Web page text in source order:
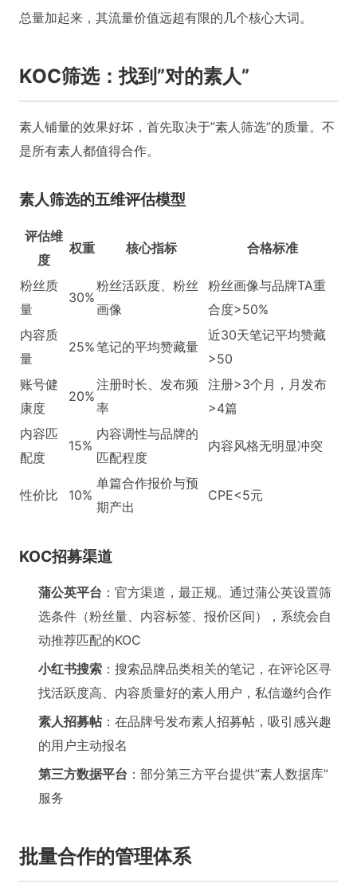
总量加起来，其流量价值远超有限的几个核心大词。
KOC筛选：找到”对的素人”
素人铺量的效果好坏，首先取决于”素人筛选”的质量。不
是所有素人都值得合作。
素人筛选的五维评估模型
评估维
度
权重 核心指标 合格标准
粉丝质
量
30%
粉丝活跃度、粉丝
画像
粉丝画像与品牌TA重
合度>50%
内容质
量
25%笔记的平均赞藏量
近30天笔记平均赞藏
>50
账号健
康度
20%
注册时长、发布频
率
注册>3个月，月发布
>4篇
内容匹
配度
15%
内容调性与品牌的
匹配程度
内容风格无明显冲突
性价比 10%
单篇合作报价与预
期产出
CPE<5元
KOC招募渠道
蒲公英平台 ：官方渠道，最正规。通过蒲公英设置筛
选条件（粉丝量、内容标签、报价区间），系统会自
动推荐匹配的KOC
小红书搜索 ：搜索品牌品类相关的笔记，在评论区寻
找活跃度高、内容质量好的素人用户，私信邀约合作
素人招募帖：在品牌号发布素人招募帖，吸引感兴趣
的用户主动报名
第三方数据平台 ：部分第三方平台提供”素人数据库”
服务
批量合作的管理体系